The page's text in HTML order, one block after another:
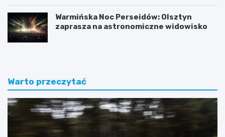
Warmińska Noc Perseidów: Olsztyn
zaprasza na astronomiczne widowisko
Warto przeczytać